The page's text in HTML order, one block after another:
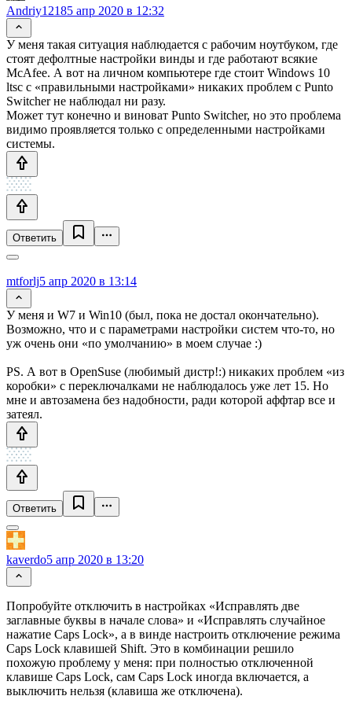
Andriy12185 апр 2020 в 12:32
У меня такая ситуация наблюдается с рабочим ноутбуком, где
стоят дефолтные настройки винды и где работают всякие
McAfee. А вот на личном компьютере где стоит Windows 10
ltsc с «правильными настройками» никаких проблем с Punto
Switcher не наблюдал ни разу.
Может тут конечно и виноват Punto Switcher, но это проблема
видимо проявляется только с определенными настройками
системы.
Ответить
mtforlj5 апр 2020 в 13:14
У меня и W7 и Win10 (был, пока не достал окончательно).
Возможно, что и с параметрами настройки систем что-то, но
уж очень они «по умолчанию» в моем случае :)
PS. А вот в OpenSuse (любимый дистр!:) никаких проблем «из
коробки» с переключалками не наблюдалось уже лет 15. Но
мне и автозамена без надобности, ради которой аффтар все и
затеял.
Ответить
kaverdo5 апр 2020 в 13:20
Попробуйте отключить в настройках «Исправлять две
заглавные буквы в начале слова» и «Исправлять случайное
нажатие Caps Lock», а в винде настроить отключение режима
Caps Lock клавишей Shift. Это в комбинации решило
похожую проблему у меня: при полностью отключенной
клавише Caps Lock, сам Caps Lock иногда включается, а
выключить нельзя (клавиша же отключена).